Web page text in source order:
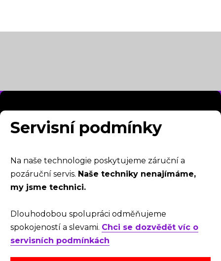
Servisní podmínky
Na naše technologie poskytujeme záruční a
pozáruční servis. Naše techniky nenajímáme,
my jsme technici.
Dlouhodobou spolupráci odměňujeme
spokojeností a slevami. Chci se dozvědět víc o
servisních podmínkách